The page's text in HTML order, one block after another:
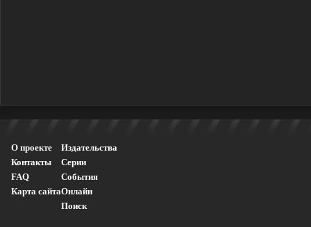
О проекте
Контакты
FAQ
Карта сайта
Издательства
Серии
События
Онлайн
Поиск